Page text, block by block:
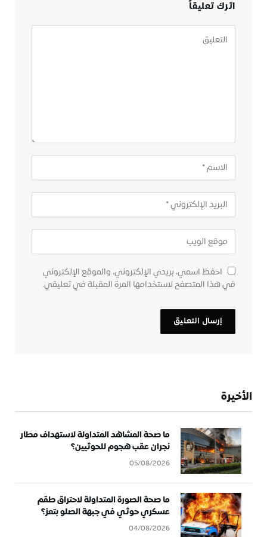
اترك تعليقاً
احفظ اسمي، بريدي الإلكتروني، والموقع الإلكتروني
في هذا المتصفح لاستخدامها المرة المقبلة في تعليقي.
الأخيرة
ما صحة المشاهد المتداولة لاستهداف مطار
نجران عقب هجوم للحوثيين؟
05/08/2026
ما صحة الصورة المتداولة لاحتراق طقم
عسكري حوثي في جبهة الصلو بتعز؟
04/08/2026